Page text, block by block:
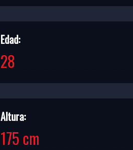
Edad:
28
Altura:
175 cm